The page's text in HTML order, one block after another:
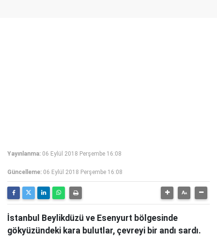
Yayınlanma: 06 Eylül 2018 Perşembe 16:08
Güncelleme: 06 Eylül 2018 Perşembe 16:08
İstanbul Beylikdüzü ve Esenyurt bölgesinde
gökyüzündeki kara bulutlar, çevreyi bir andı sardı.